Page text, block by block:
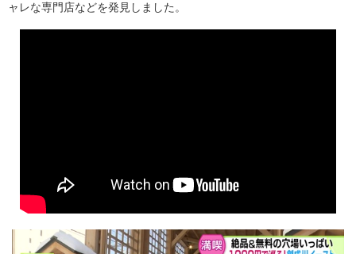
ャレな専門店などを発見しました。